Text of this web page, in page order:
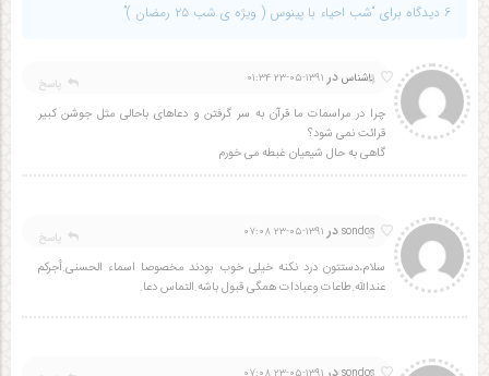
6 دیدگاه برای “شب احیاء با پینوس ( ویژه ی شب ۲۵ رمضان )”
4
ناشناس در ۱۳۹۱-۰۵-۲۳ ۰۱:۳۴
چرا در مراسمات ما قرآن به سر گرفتن و دعاهای باحالی مثل جوشن کبیر
قرائت نمی شود؟
گاهی به حال شیعیان غبطه می خورم
پاسخ
5
sondos در ۱۳۹۱-۰۵-۲۳ ۰۷:۰۸
سلام،دستتون درد نکنه خیلی خوب بودند مخصوصا اسماء الحسنی.أجرکم
عندالله.طاعات وعبادات همگی قبول باشه.التماس دعا.
پاسخ